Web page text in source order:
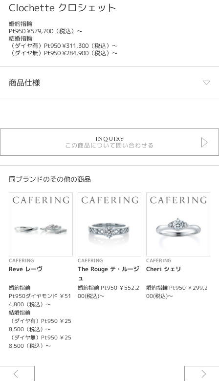
Clochette クロシェット
婚約指輪
Pt950 ¥579,700（税込）～
結婚指輪
（ダイヤ有）Pt950 ¥311,300（税込）～
（ダイヤ無）Pt950 ¥284,900（税込）～
商品仕様
セットリング ラグジュアリー
カフェリング セットリング
デザイン
セットリング ラグジュアリー
レディース
紹介文
Clochette 【クロシェット 】
幸せを呼ぶ鐘
鐘の音色が重なりあって響く。
る。
INQUIRY
この商品について問い合わせる
同ブランドのその他の商品
CAFERING
Reve レーヴ
婚約指輪
Pt950ダイヤモンド ￥51
4,800（税込）～
結婚指輪
（ダイヤ有）Pt950 ￥25
8,500（税込）～
（ダイヤ無）Pt950 ￥25
8,500（税込）～
CAFERING
The Rouge テ・ルージ
ュ
婚約指輪 Pt950 ￥552,2
00(税込)～
CAFERING
Cheri シェリ
婚約指輪 Pt950 ￥299,2
00(税込)～